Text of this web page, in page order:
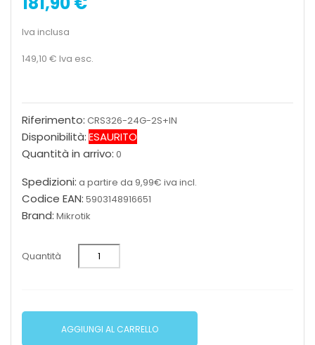
Iva inclusa
149,10 € Iva esc.
Riferimento: CRS326-24G-2S+IN
Disponibilità:ESAURITO
Quantità in arrivo: 0
Spedizioni: a partire da 9,99€ iva incl.
Codice EAN: 5903148916651
Brand: Mikrotik
Quantità
AGGIUNGI AL CARRELLO